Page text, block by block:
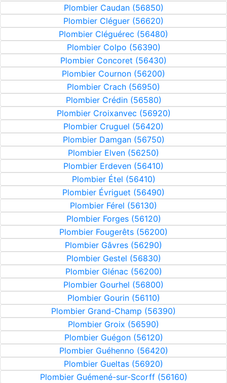
Plombier Caudan (56850)
Plombier Cléguer (56620)
Plombier Cléguérec (56480)
Plombier Colpo (56390)
Plombier Concoret (56430)
Plombier Cournon (56200)
Plombier Crach (56950)
Plombier Crédin (56580)
Plombier Croixanvec (56920)
Plombier Cruguel (56420)
Plombier Damgan (56750)
Plombier Elven (56250)
Plombier Erdeven (56410)
Plombier Étel (56410)
Plombier Évriguet (56490)
Plombier Férel (56130)
Plombier Forges (56120)
Plombier Fougerêts (56200)
Plombier Gâvres (56290)
Plombier Gestel (56830)
Plombier Glénac (56200)
Plombier Gourhel (56800)
Plombier Gourin (56110)
Plombier Grand-Champ (56390)
Plombier Groix (56590)
Plombier Guégon (56120)
Plombier Guéhenno (56420)
Plombier Gueltas (56920)
Plombier Guémené-sur-Scorff (56160)